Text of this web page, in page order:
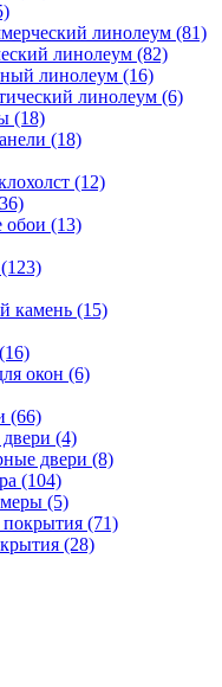
линолеум (81)
линолеум (82)
линолеум (16)
линолеум (6)
(18)
(18)
(12)
обои (13)
камень (15)
окон (6)
(66)
(4)
двери (8)
(104)
(5)
(71)
(28)